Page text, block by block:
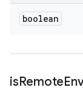
boolean
isRemote